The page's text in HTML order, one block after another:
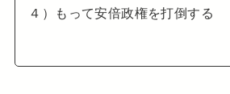
４）もって安倍政権を打倒する